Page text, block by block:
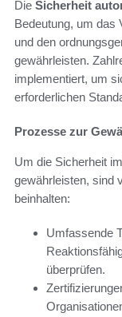
Die Sicherheit
Bedeutung, um das
und den
gewährleisten.
implementiert, um
erforderlichen
Prozesse zur
Um die Sicherheit
gewährleisten, sind
beinhalten:
Umfassende
überprüfen.